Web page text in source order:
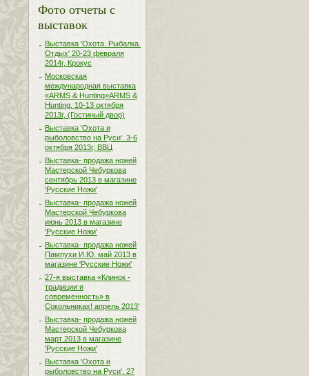
Фото отчеты с
выставок
Выставка 'Охота. Рыбалка.
Отдых' 20-23 февраля
2014г, Крокус
Московская
международная выставка
«ARMS & Hunting»ARMS &
Hunting. 10-13 октября
2013г, (Гостиный двор)
Выставка 'Охота и
рыболовство на Руси'. 3-6
октября 2013г, ВВЦ
Выставка- продажа ножей
Мастерской Чебуркова
сентябрь 2013 в магазине
'Русские Ножи'
Выставка- продажа ножей
Мастерской Чебуркова
июнь 2013 в магазине
'Русские Ножи'
Выставка- продажа ножей
Пампухи И.Ю. май 2013 в
магазине 'Русские Ножи'
27-я выставка «Клинок -
традиции и
современность» в
Сокольниках! апрель 2013'
Выставка- продажа ножей
Мастерской Чебуркова
март 2013 в магазине
'Русские Ножи'
Выставка 'Охота и
рыболовство на Руси'. 27